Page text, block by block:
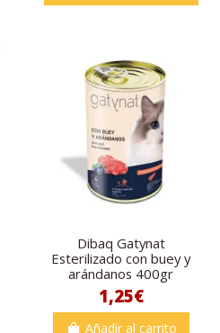
Dibaq Gatynat
Esterilizado con buey y
arándanos 400gr
1,25€
Añadir al carrito